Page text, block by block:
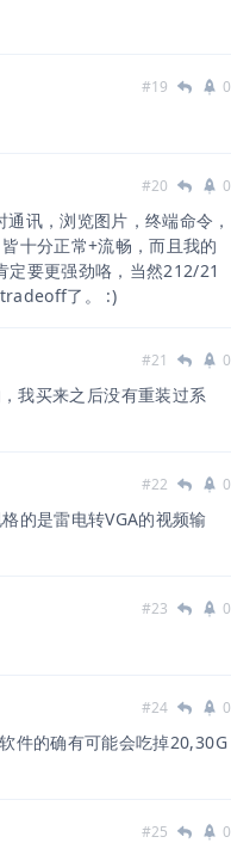
#19 0
#20 0
讯，浏览图片，终端命令，
十分正常+流畅，而且我的
要更强劲咯，当然212/21
tradeoff了。 :)
#21 0
我买来之后没有重装过系
#22 0
的是雷电转VGA的视频输
#23 0
#24 0
件的确有可能会吃掉20,30G
#25 0